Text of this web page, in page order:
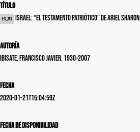
Título
es_MX Israel: “El testamento patriótico” de Ariel Sharon
Autoría
Ibisate, Francisco Javier, 1930-2007
Fecha
2020-01-21T15:04:59Z
Fecha de disponibilidad